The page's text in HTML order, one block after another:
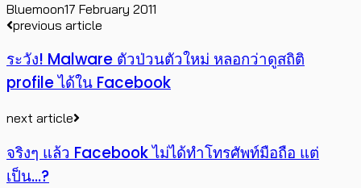
Bluemoon17 February 2011
previous article
ระวัง! Malware ตัวป่วนตัวใหม่ หลอกว่าดูสถิติ
profile ได้ใน Facebook
next article
จริงๆ แล้ว Facebook ไม่ได้ทำโทรศัพท์มือถือ แต่
เป็น…?